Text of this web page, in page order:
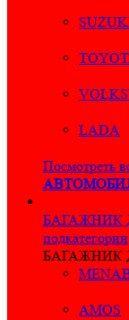
LADA
Посмотреть
БАГАЖНИК
подкатегории
БАГАЖНИК
AMOS